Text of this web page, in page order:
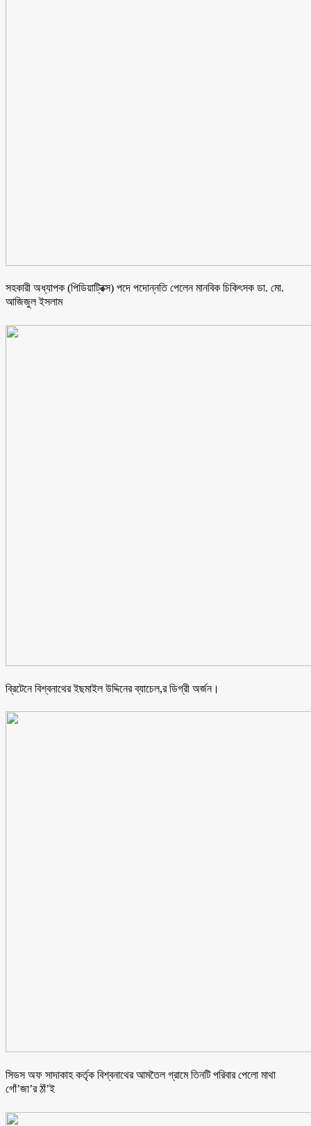
সহকারী অধ্যাপক (পিডিয়াট্রিক্স) পদে পদোন্নতি পেলেন মানবিক চিকিৎসক ডা. মো.
আজিজুল ইসলাম
ব্রিটেনে বিশ্বনাথের ইছমাইল উদ্দিনের ব্যাচেল,র ডিগ্রী অর্জন।
সিডস অফ সাদাকাহ কর্তৃক বিশ্বনাথের আমতৈল গ্রামে তিনটি পরিবার পেলো মাথা
গোঁ’জা’র ঠাঁ’ই